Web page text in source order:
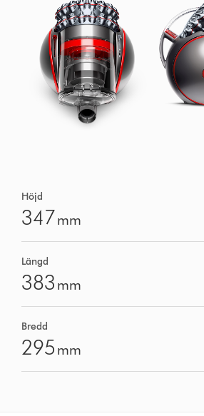
Höjd
347mm
Längd
383 mm
Bredd
295 mm